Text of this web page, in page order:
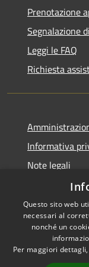
Prenotazione
Segnalazione
Leggi le FAQ
Richiesta
Informativa
Note legali
Dichiarazione
RSS
Accessibilità
Questo sito web
necessari al
nonché un
Per maggiori